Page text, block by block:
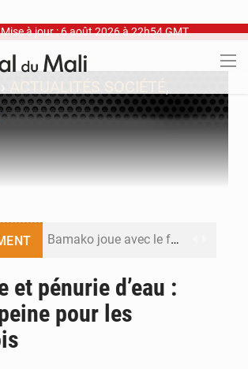
à jour : 6 août 2026 à 22h54 GMT
›
,
Bamako joue avec le feu
et pénurie d’eau :
pour les